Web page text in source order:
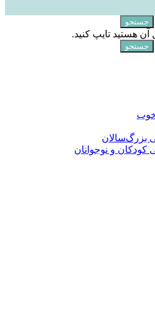
جستجو
هستید تایپ کنید.
جستجو
بزرگ‌سالان
و نوجوانان